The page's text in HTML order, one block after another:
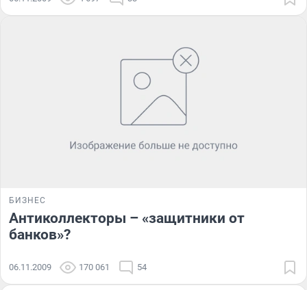
БИЗНЕС
Антиколлекторы – «защитники от
банков»?
06.11.2009 170 061 54